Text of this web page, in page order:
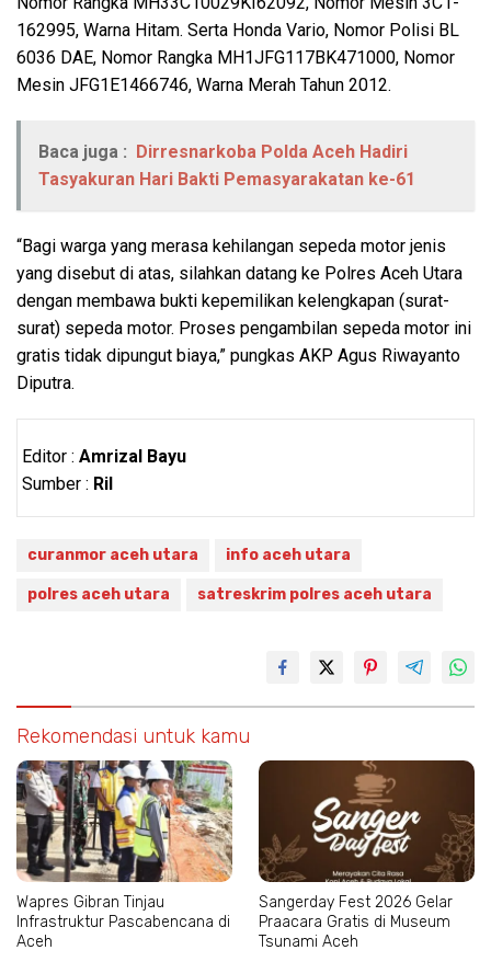
162995, Warna Hitam. Serta Honda Vario, Nomor Polisi BL
6036 DAE, Nomor Rangka MH1JFG117BK471000, Nomor
Mesin JFG1E1466746, Warna Merah Tahun 2012.
Baca juga :
Dirresnarkoba Polda Aceh Hadiri
Tasyakuran Hari Bakti Pemasyarakatan ke-61
“Bagi warga yang merasa kehilangan sepeda motor jenis
yang disebut di atas, silahkan datang ke Polres Aceh Utara
dengan membawa bukti kepemilikan kelengkapan (surat-
surat) sepeda motor. Proses pengambilan sepeda motor ini
gratis tidak dipungut biaya,” pungkas AKP Agus Riwayanto
Diputra.
Editor : Amrizal Bayu
Sumber : Ril
curanmor aceh utara info aceh utara
polres aceh utara satreskrim polres aceh utara
Rekomendasi untuk kamu
Wapres Gibran Tinjau
Infrastruktur Pascabencana di
Aceh
Sangerday Fest 2026 Gelar
Praacara Gratis di Museum
Tsunami Aceh